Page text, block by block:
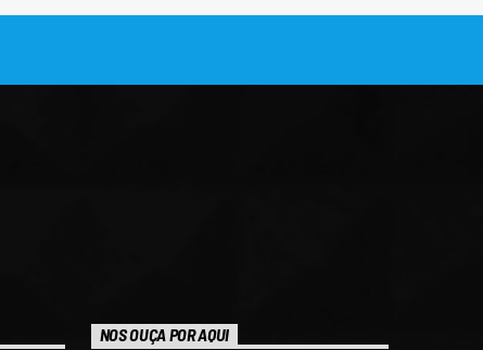
NOS OUÇA POR AQUI